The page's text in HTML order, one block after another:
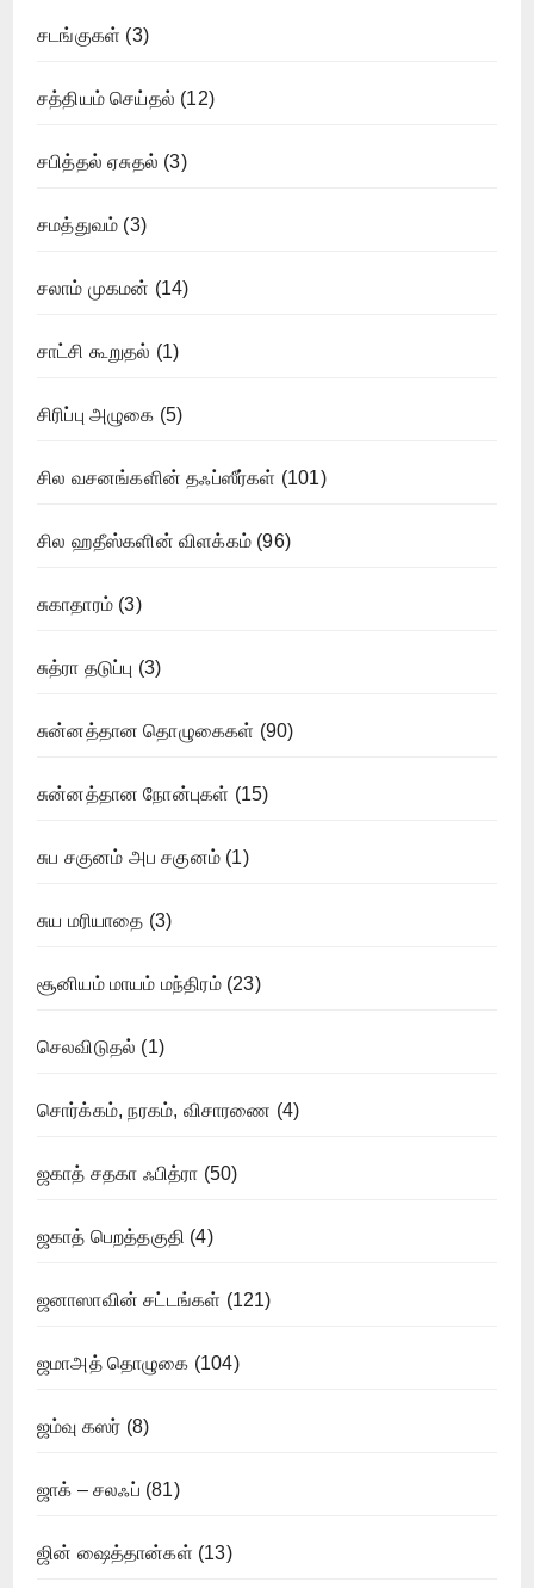
சடங்குகள் (3)
சத்தியம் செய்தல் (12)
சபித்தல் ஏசுதல் (3)
சமத்துவம் (3)
சலாம் முகமன் (14)
சாட்சி கூறுதல் (1)
சிரிப்பு அழுகை (5)
சில வசனங்களின் தஃப்ஸீர்கள் (101)
சில ஹதீஸ்களின் விளக்கம் (96)
சுகாதாரம் (3)
சுத்ரா தடுப்பு (3)
சுன்னத்தான தொழுகைகள் (90)
சுன்னத்தான நோன்புகள் (15)
சுப சகுனம் அப சகுனம் (1)
சுய மரியாதை (3)
சூனியம் மாயம் மந்திரம்(23)
செலவிடுதல் (1)
சொர்க்கம், நரகம், விசாரணை (4)
ஜகாத் சதகா ஃபித்ரா (50)
ஜகாத் பெறத்தகுதி (4)
ஜனாஸாவின் சட்டங்கள் (121)
ஜமாஅத் தொழுகை (104)
ஜம்வு கஸர் (8)
ஜாக் – சலஃப் (81)
ஜின் ஷைத்தான்கள் (13)